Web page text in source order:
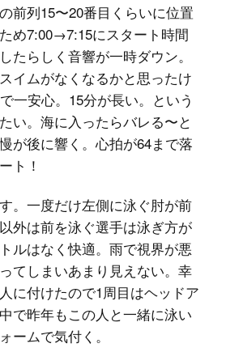
前列15〜20番目くらいに位置
め7:00→7:15にスタート時間
たらしく音響が一時ダウン。
イムがなくなるかと思ったけ
一安心。15分が長い。という
い。海に入ったらバレる〜と
が後に響く。心拍が64まで落
ト！
。一度だけ左側に泳ぐ肘が前
外は前を泳ぐ選手は泳ぎ方が
ルはなく快適。雨で視界が悪
てしまいあまり見えない。幸
に付けたので1周目はヘッドア
で昨年もこの人と一緒に泳い
ームで気付く。